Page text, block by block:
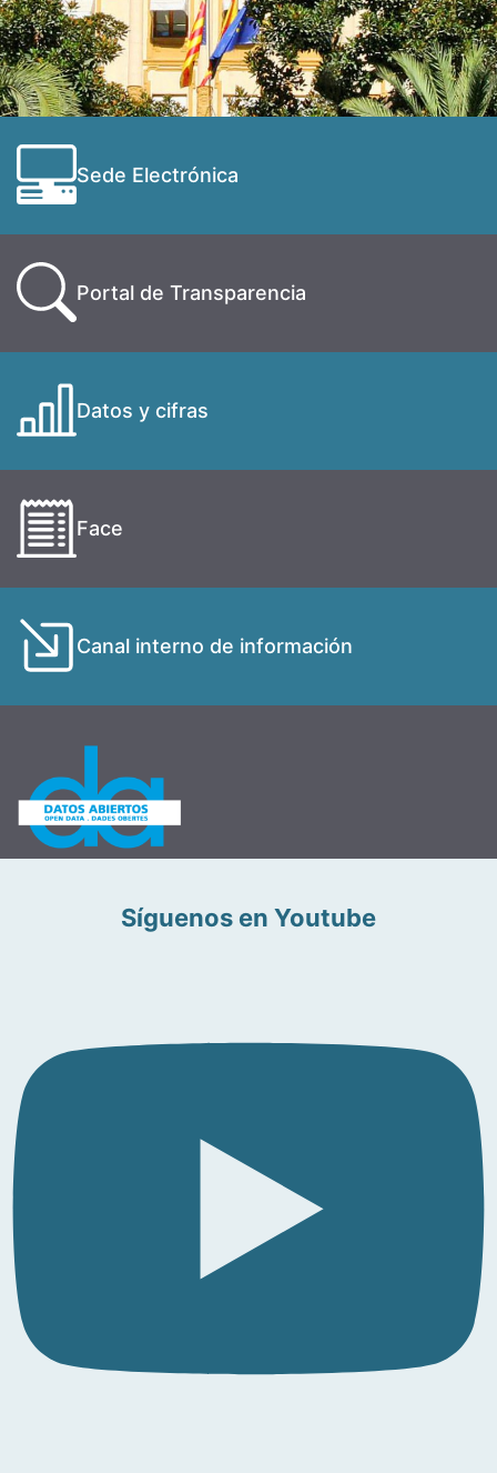
Sede Electrónica
Portal de Transparencia
Datos y cifras
Face
Canal interno de información
Síguenos en Youtube